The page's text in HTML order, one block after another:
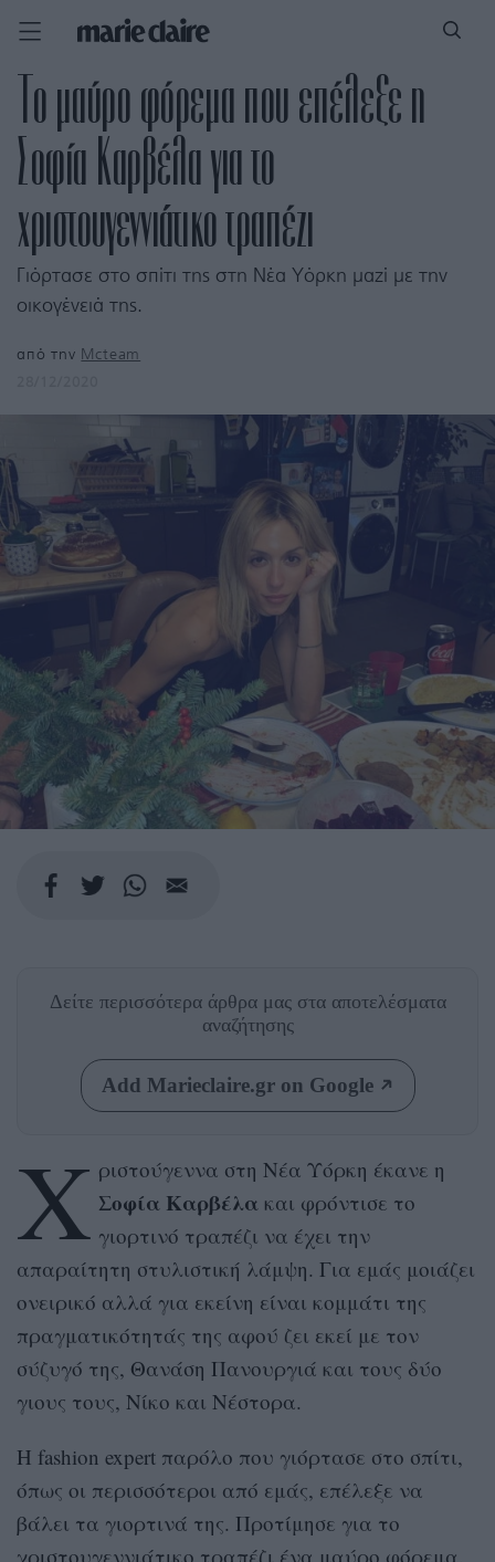
Το μαύρο φόρεμα που επέλεξε η
Σοφία Καρβέλα για το
χριστουγεννιάτικο τραπέζι
Γιόρτασε στο σπίτι της στη Νέα Υόρκη μαζί με την
οικογένειά της.
από την Mcteam
Δείτε περισσότερα άρθρα μας στα αποτελέσματα
αναζήτησης
Add Marieclaire.gr on Google
Χ ριστούγεννα στη Νέα Υόρκη έκανε η
Σοφία Καρβέλα και φρόντισε το
γιορτινό τραπέζι να έχει την
απαραίτητη στυλιστική λάμψη. Για εμάς μοιάζει
ονειρικό αλλά για εκείνη είναι κομμάτι της
πραγματικότητάς της αφού ζει εκεί με τον
σύζυγό της, Θανάση Πανουργιά και τους δύο
γιους τους, Νίκο και Νέστορα.
Η fashion expert παρόλο που γιόρτασε στο σπίτι,
όπως οι περισσότεροι από εμάς, επέλεξε να
βάλει τα γιορτινά της. Προτίμησε για το
χριστουγεννιάτικο τραπέζι ένα μαύρο φόρεμα.